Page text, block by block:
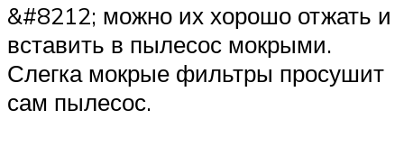
&#8212; можно их хорошо отжать и
вставить в пылесос мокрыми.
Слегка мокрые фильтры просушит
сам пылесос.